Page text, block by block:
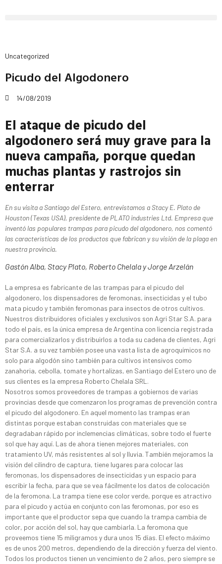
Uncategorized
Picudo del Algodonero
14/08/2019
El ataque de picudo del
algodonero será muy grave para la
nueva campaña, porque quedan
muchas plantas y rastrojos sin
enterrar
En su visita a Santiago del Estero, entrevistamos a Stacy E. Plato de
Houston (Texas USA), presidente de PLATO industries Ltd. Empresa que
inventó las populares trampas para picudo del algodonero, nos comentó
las características de los productos que fabrican y su visión de la plaga en
nuestra provincia.
Gastón Alba, Stacy Plato, Roberto Chelala y Jorge Arzelán
La empresa es fabricante de las trampas para el picudo del
algodonero, los dispensadores de feromonas, insecticidas y el tubo
mata picudo y también feromonas para insectos de otros cultivos.
Nuestros distribuidores oficiales y exclusivos son Agri Star S.A. para
todo el país, es la única empresa de Argentina con licencia registrada
para comercializarlos y distribuirlos a toda su cadena de clientes, Agri
Star S.A. a su vez también posee una vasta lista de agroquímicos no
solo para algodón sino también para cultivos intensivos como
zanahoria, cebolla, tomate y hortalizas, en Santiago del Estero uno de
sus clientes es la empresa Roberto Chelala SRL.
Nosotros somos proveedores de trampas a gobiernos de varias
provincias desde que comenzaron los programas de prevención contra
el picudo del algodonero. En aquel momento las trampas eran
distintas porque estaban construidas con materiales que se
degradaban rápido por inclemencias climáticas, sobre todo el fuerte
sol que hay aquí. Las de ahora tienen mejores materiales, con
tratamiento UV, más resistentes al sol y lluvia. También mejoramos la
visión del cilindro de captura, tiene lugares para colocar las
feromonas, los dispensadores de insecticidas y un espacio para
escribir la fecha, para que se vea fácilmente los datos de colocación
de la feromona. La trampa tiene ese color verde, porque es atractivo
para el picudo y actúa en conjunto con las feromonas, por eso es
importante que el productor sepa que cuando la trampa cambia de
color, por acción del sol, hay que cambiarla. La feromona que
proveemos tiene 15 miligramos y dura unos 15 días. El efecto máximo
es de unos 200 metros, dependiendo de la dirección y fuerza del viento.
Todos los productos tienen un vencimiento de 2 años, pero siempre se